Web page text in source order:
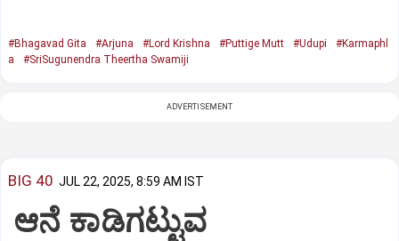
#Bhagavad Gita #Arjuna #Lord Krishna #Puttige Mutt #Udupi
#Karmaphl
a
#SriSugunendra Theertha Swamiji
ADVERTISEMENT
BIG 40 JUL 22, 2025, 8:59 AM IST
ಆನೆ ಕಾಡಿಗಟ್ಟುವ